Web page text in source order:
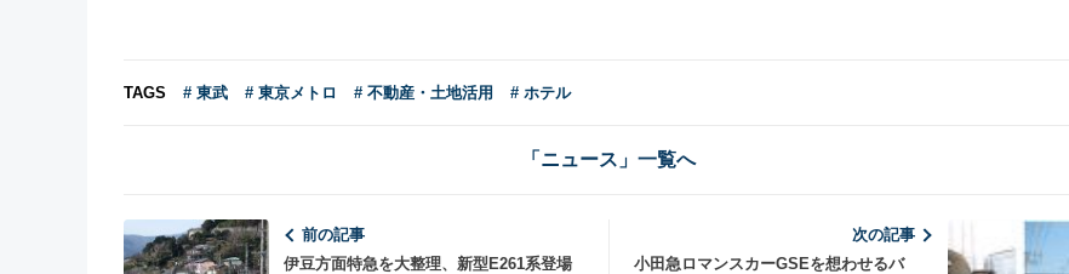
TAGS # 東武 # 東京メトロ # 不動産・土地活用 # ホテル
「ニュース」一覧へ
前の記事
伊豆方面特急を大整理、新型E261系登場
次の記事
小田急ロマンスカーGSEを想わせるバ